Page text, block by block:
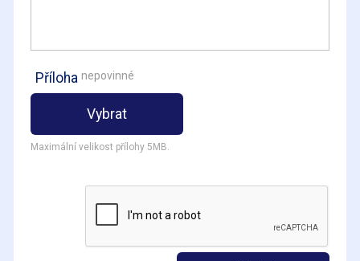
Příloha nepovinné
Vybrat
Maximální velikost přílohy 5MB.